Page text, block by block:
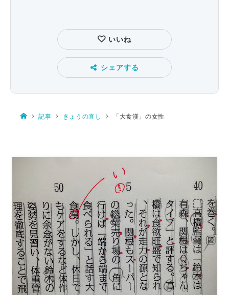
いいね
シェアする
記事 きょうの直し 「大食漢」の女性